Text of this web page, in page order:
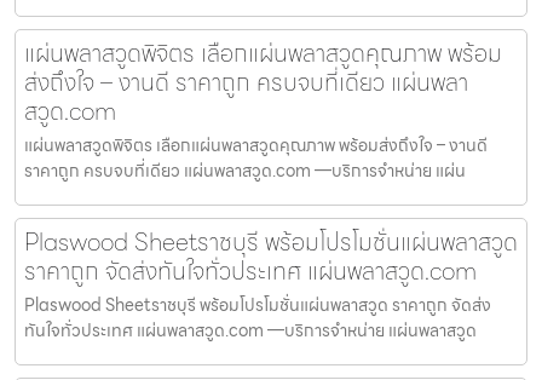
แผ่นพลาสวูดพิจิตร เลือกแผ่นพลาสวูดคุณภาพ พร้อม
ส่งถึงใจ – งานดี ราคาถูก ครบจบที่เดียว แผ่นพลา
สวูด.com
แผ่นพลาสวูดพิจิตร เลือกแผ่นพลาสวูดคุณภาพ พร้อมส่งถึงใจ – งานดี
ราคาถูก ครบจบที่เดียว แผ่นพลาสวูด.com —บริการจำหน่าย แผ่น
Plaswood Sheetราชบุรี พร้อมโปรโมชั่นแผ่นพลาสวูด
ราคาถูก จัดส่งทันใจทั่วประเทศ แผ่นพลาสวูด.com
Plaswood Sheetราชบุรี พร้อมโปรโมชั่นแผ่นพลาสวูด ราคาถูก จัดส่ง
ทันใจทั่วประเทศ แผ่นพลาสวูด.com —บริการจำหน่าย แผ่นพลาสวูด